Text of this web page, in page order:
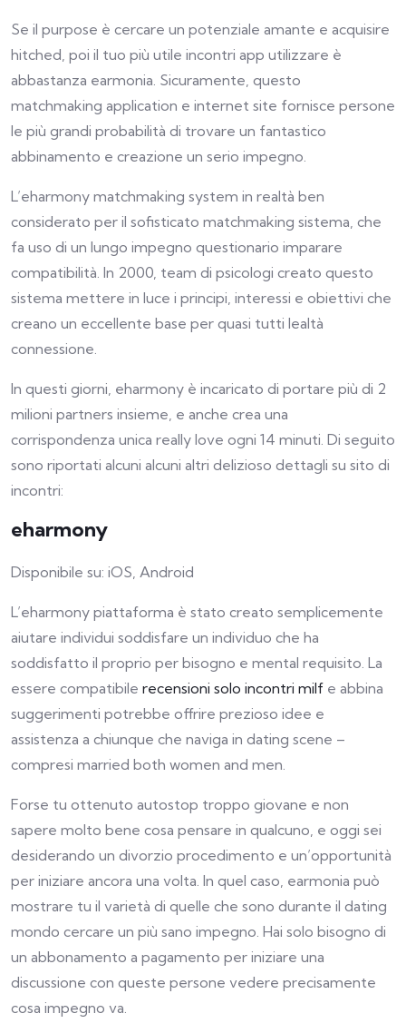
Se il purpose è cercare un potenziale amante e acquisire
hitched, poi il tuo più utile incontri app utilizzare è
abbastanza earmonia. Sicuramente, questo
matchmaking application e internet site fornisce persone
le più grandi probabilità di trovare un fantastico
abbinamento e creazione un serio impegno.
L’eharmony matchmaking system in realtà ben
considerato per il sofisticato matchmaking sistema, che
fa uso di un lungo impegno questionario imparare
compatibilità. In 2000, team di psicologi creato questo
sistema mettere in luce i principi, interessi e obiettivi che
creano un eccellente base per quasi tutti lealtà
connessione.
In questi giorni, eharmony è incaricato di portare più di 2
milioni partners insieme, e anche crea una
corrispondenza unica really love ogni 14 minuti. Di seguito
sono riportati alcuni alcuni altri delizioso dettagli su sito di
incontri:
eharmony
Disponibile su: iOS, Android
L’eharmony piattaforma è stato creato semplicemente
aiutare individui soddisfare un individuo che ha
soddisfatto il proprio per bisogno e mental requisito. La
essere compatibile recensioni solo incontri milf e abbina
suggerimenti potrebbe offrire prezioso idee e
assistenza a chiunque che naviga in dating scene –
compresi married both women and men.
Forse tu ottenuto autostop troppo giovane e non
sapere molto bene cosa pensare in qualcuno, e oggi sei
desiderando un divorzio procedimento e un’opportunità
per iniziare ancora una volta. In quel caso, earmonia può
mostrare tu il varietà di quelle che sono durante il dating
mondo cercare un più sano impegno. Hai solo bisogno di
un abbonamento a pagamento per iniziare una
discussione con queste persone vedere precisamente
cosa impegno va.